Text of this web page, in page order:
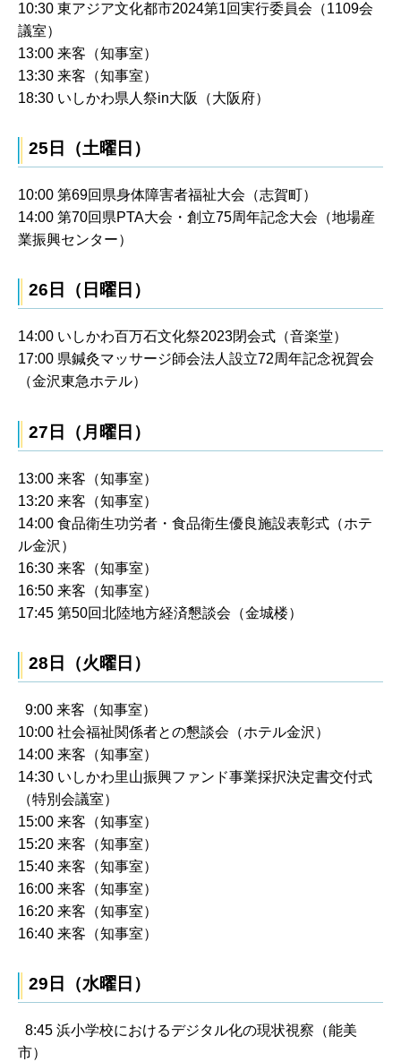
10:30 東アジア文化都市2024第1回実行委員会（1109会
議室）
13:00 来客（知事室）
13:30 来客（知事室）
18:30 いしかわ県人祭in大阪（大阪府）
25日（土曜日）
10:00 第69回県身体障害者福祉大会（志賀町）
14:00 第70回県PTA大会・創立75周年記念大会（地場産
業振興センター）
26日（日曜日）
14:00 いしかわ百万石文化祭2023閉会式（音楽堂）
17:00 県鍼灸マッサージ師会法人設立72周年記念祝賀会
（金沢東急ホテル）
27日（月曜日）
13:00 来客（知事室）
13:20 来客（知事室）
14:00 食品衛生功労者・食品衛生優良施設表彰式（ホテ
ル金沢）
16:30 来客（知事室）
16:50 来客（知事室）
17:45 第50回北陸地方経済懇談会（金城楼）
28日（火曜日）
9:00 来客（知事室）
10:00 社会福祉関係者との懇談会（ホテル金沢）
14:00 来客（知事室）
14:30 いしかわ里山振興ファンド事業採択決定書交付式
（特別会議室）
15:00 来客（知事室）
15:20 来客（知事室）
15:40 来客（知事室）
16:00 来客（知事室）
16:20 来客（知事室）
16:40 来客（知事室）
29日（水曜日）
8:45 浜小学校におけるデジタル化の現状視察（能美
市）